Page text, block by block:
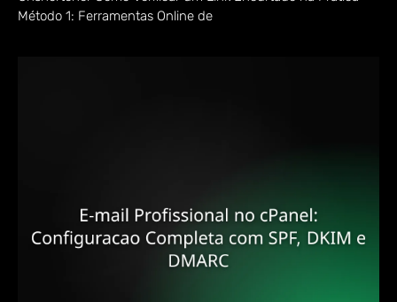
Método 1: Ferramentas Online de